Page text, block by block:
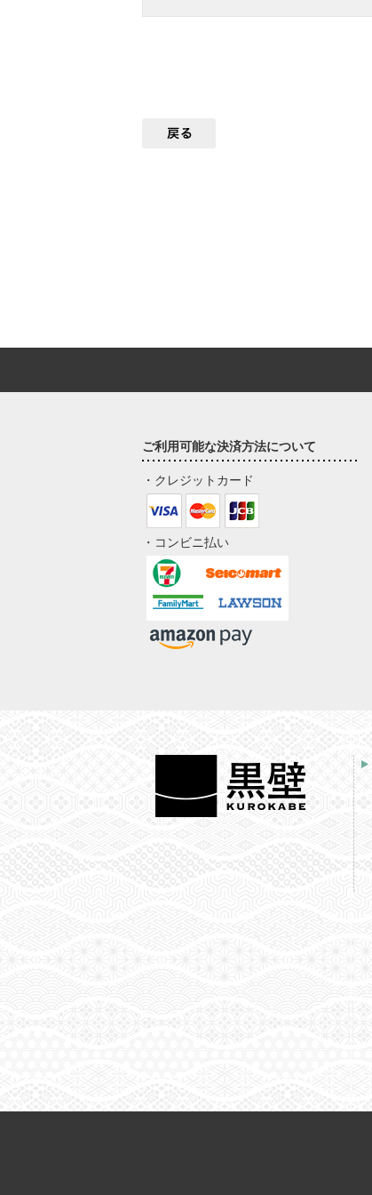
ご利用可能な決済方法について
・クレジットカード
・コンビニ払い